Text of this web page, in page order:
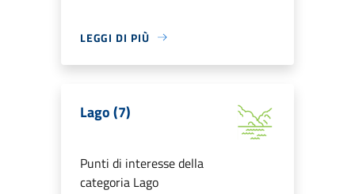
LEGGI DI PIÙ
Lago (7)
Punti di interesse della
categoria Lago